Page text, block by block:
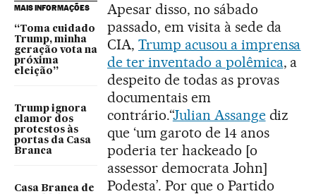
MAIS INFORMAÇÕES
“Toma cuidado
Trump, minha
geração vota na
próxima
eleição”
Trump ignora
clamor dos
protestos às
portas da Casa
Branca
Casa Branca de
Apesar disso, no sábado
passado, em visita à sede da
CIA, Trump acusou a imprensa
de ter inventado a polêmica, a
despeito de todas as provas
documentais em
contrário.“Julian Assangediz
que ‘um garoto de 14 anos
poderia ter hackeado [o
assessor democrata John]
Podesta’. Por que o Partido